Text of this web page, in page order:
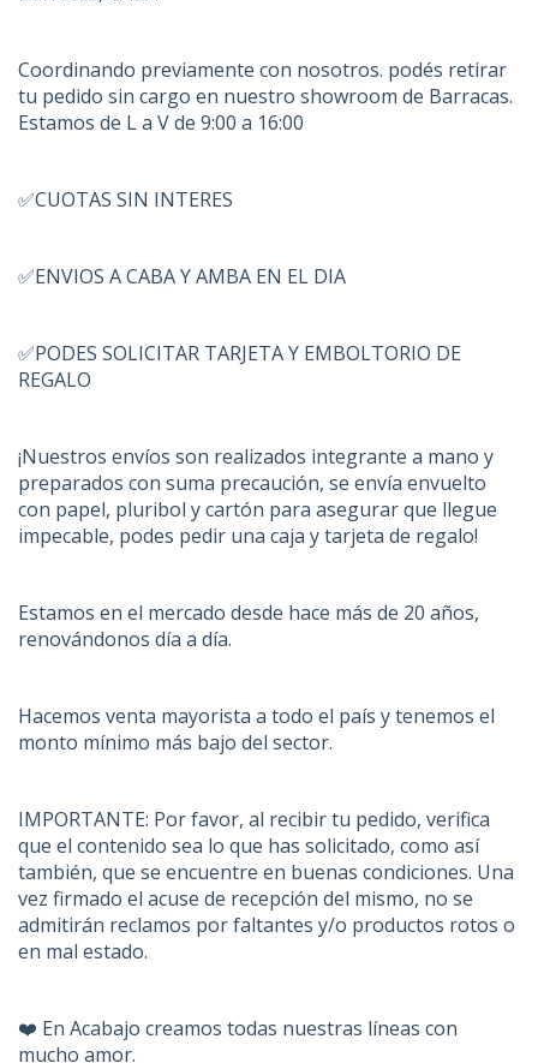
Coordinando previamente con nosotros. podés retirar
tu pedido sin cargo en nuestro showroom de Barracas.
Estamos de L a V de 9:00 a 16:00
✅CUOTAS SIN INTERES
✅ENVIOS A CABA Y AMBA EN EL DIA
✅PODES SOLICITAR TARJETA Y EMBOLTORIO DE
REGALO
¡Nuestros envíos son realizados integrante a mano y
preparados con suma precaución, se envía envuelto
con papel, pluribol y cartón para asegurar que llegue
impecable, podes pedir una caja y tarjeta de regalo!
Estamos en el mercado desde hace más de 20 años,
renovándonos día a día.
Hacemos venta mayorista a todo el país y tenemos el
monto mínimo más bajo del sector.
IMPORTANTE: Por favor, al recibir tu pedido, verifica
que el contenido sea lo que has solicitado, como así
también, que se encuentre en buenas condiciones. Una
vez firmado el acuse de recepción del mismo, no se
admitirán reclamos por faltantes y/o productos rotos o
en mal estado.
❤️ En Acabajo creamos todas nuestras líneas con
mucho amor.